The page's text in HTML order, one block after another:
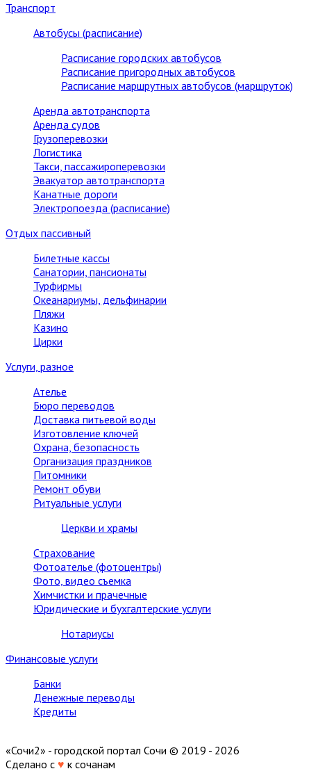
Транспорт
Автобусы (расписание)
Расписание городских автобусов
Расписание пригородных автобусов
Расписание маршрутных автобусов (маршруток)
Аренда автотранспорта
Аренда судов
Грузоперевозки
Логистика
Такси, пассажироперевозки
Эвакуатор автотранспорта
Канатные дороги
Электропоезда (расписание)
Отдых пассивный
Билетные кассы
Санатории, пансионаты
Турфирмы
Океанариумы, дельфинарии
Пляжи
Казино
Цирки
Услуги, разное
Ателье
Бюро переводов
Доставка питьевой воды
Изготовление ключей
Охрана, безопасность
Организация праздников
Питомники
Ремонт обуви
Ритуальные услуги
Церкви и храмы
Страхование
Фотоателье (фотоцентры)
Фото, видео съемка
Химчистки и прачечные
Юридические и бухгалтерские услуги
Нотариусы
Финансовые услуги
Банки
Денежные переводы
Кредиты
«Сочи2» - городской портал Сочи © 2019 - 2026
Сделано с ♥ к сочанам